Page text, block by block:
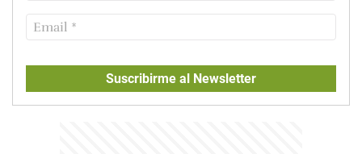
Suscribirme al Newsletter